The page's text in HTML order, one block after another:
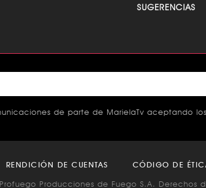
SUGERENCIAS
de parte de MarielaTv aceptando
RENDICIÓN DE CUENTAS
CÓDIGO DE
Producciones de Fuego S.A. Derechos